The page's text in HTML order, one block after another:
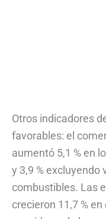
Otros indicadores
favorables: el
aumentó 5,1 % en
y 3,9 %
combustibles. Las
crecieron 11,7 %